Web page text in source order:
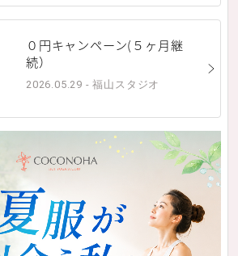
０円キャンペーン(５ヶ月継
続）
2026.05.29 - 福山スタジオ